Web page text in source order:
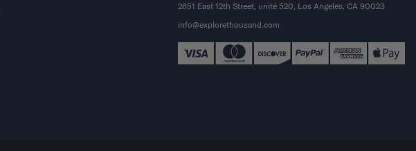
2651 East 12th Street, unité 520, Los Angeles, CA 90023
info@explorethousand.com